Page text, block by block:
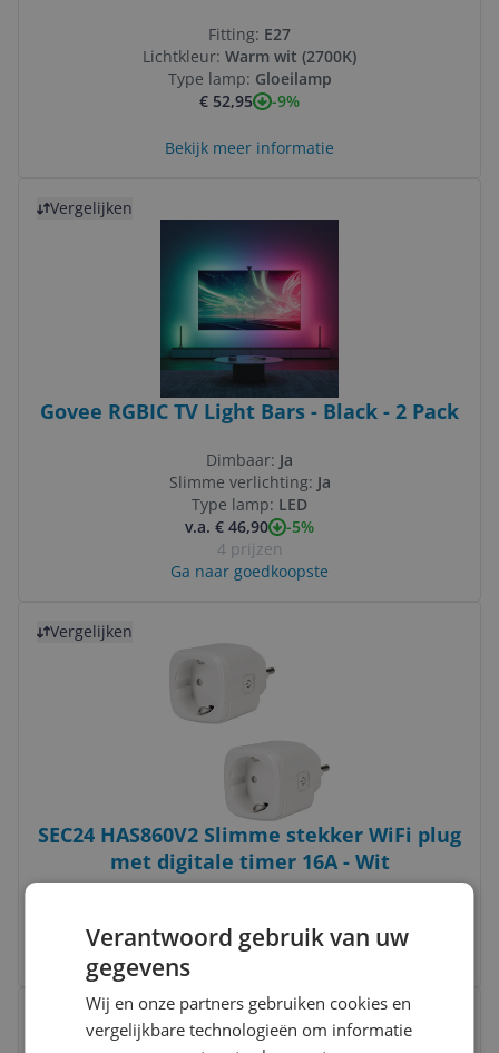
Fitting: E27
Lichtkleur: Warm wit (2700K)
Type lamp: Gloeilamp
€ 52,95
-9%
Bekijk meer informatie
Vergelijken
Govee RGBIC TV Light Bars - Black - 2 Pack
Dimbaar: Ja
Slimme verlichting: Ja
Type lamp: LED
v.a. € 46,90
-5%
4 prijzen
Ga naar goedkoopste
Vergelijken
SEC24 HAS860V2 Slimme stekker WiFi plug
met digitale timer 16A - Wit
Bekijk meer informatie
Vergelijken
Bekijk product
Verantwoord gebruik van uw
gegevens
Wij en onze partners gebruiken cookies en
vergelijkbare technologieën om informatie